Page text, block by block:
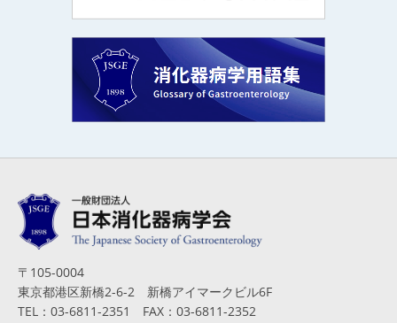
〒105-0004
東京都港区新橋2-6-2 新橋アイマークビル6F
TEL：03-6811-2351 FAX：03-6811-2352